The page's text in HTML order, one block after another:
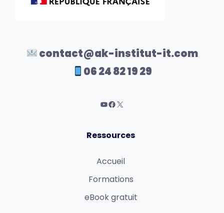
contact@ak-institut-it.com
06 24 82 19 29
Ressources
Accueil
Formations
eBook gratuit